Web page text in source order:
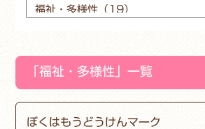
「福祉・多様性」一覧
ぼくはもうどうけんマーク